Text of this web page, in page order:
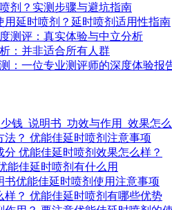
剂？实测步骤与避坑指南
用延时喷剂？延时喷剂适用性指南
测评：真实体验与中立分析
：并非适合所有人群
：一位专业测评师的深度体验报
钱_说明书_功效与作用_效果怎
？ 优能佳延时喷剂注意事项
优能佳延时喷剂效果怎么样？
能佳延时喷剂有什么用
优能佳延时喷剂使用注意事项
样？ 优能佳延时喷剂有哪些优势